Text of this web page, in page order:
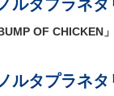
OF CHICKEN
ルタプラネ